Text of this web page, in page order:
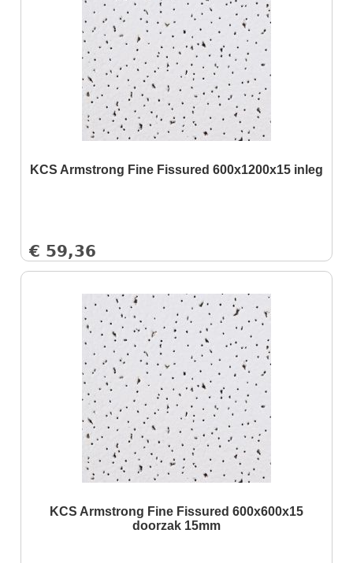
KCS Armstrong Fine Fissured 600x1200x15 inleg
€ 59,36
KCS Armstrong Fine Fissured 600x600x15
doorzak 15mm